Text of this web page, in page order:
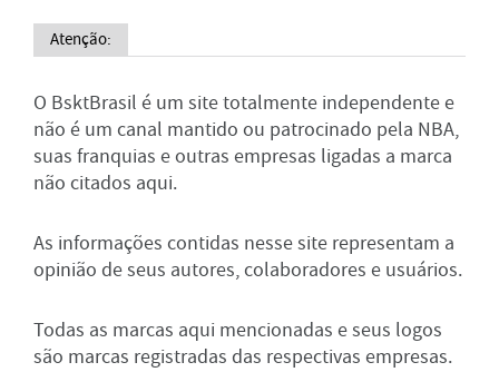
Atenção:
O BsktBrasil é um site totalmente independente e
não é um canal mantido ou patrocinado pela NBA,
suas franquias e outras empresas ligadas a marca
não citados aqui.
As informações contidas nesse site representam a
opinião de seus autores, colaboradores e usuários.
Todas as marcas aqui mencionadas e seus logos
são marcas registradas das respectivas empresas.